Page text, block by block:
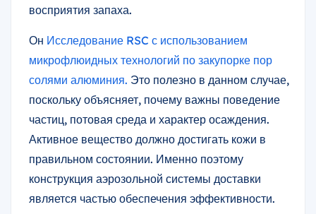
восприятия запаха.
Он Исследование RSC с использованием
микрофлюидных технологий по закупорке пор
солями алюминия. Это полезно в данном случае,
поскольку объясняет, почему важны поведение
частиц, потовая среда и характер осаждения.
Активное вещество должно достигать кожи в
правильном состоянии. Именно поэтому
конструкция аэрозольной системы доставки
является частью обеспечения эффективности.